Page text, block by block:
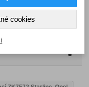
cookies